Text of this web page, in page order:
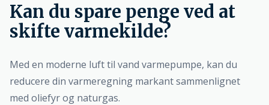
Kan du spare penge ved at
skifte varmekilde?
Med en moderne luft til vand varmepumpe, kan du
reducere din varmeregning markant sammenlignet
med oliefyr og naturgas.